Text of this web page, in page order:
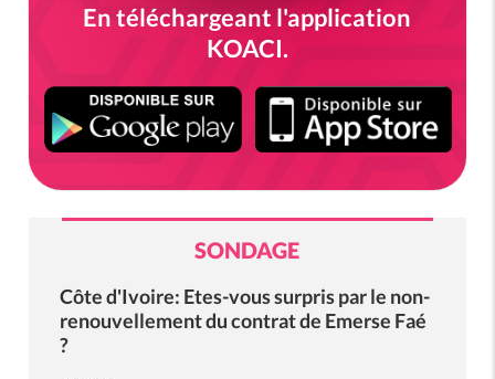
En téléchargeant l'application
KOACI.
SONDAGE
Côte d'Ivoire: Etes-vous surpris par le non-
renouvellement du contrat de Emerse Faé
?